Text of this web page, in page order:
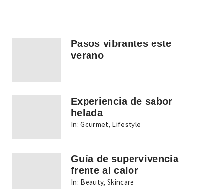
Pasos vibrantes este
verano
Experiencia de sabor
helada
In: Gourmet, Lifestyle
Guía de supervivencia
frente al calor
In: Beauty,Skincare